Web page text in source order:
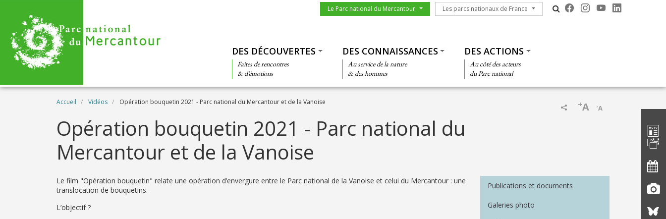
Menu du parc
Le Parc national du Mercantour Les parcs nationaux de France
Les parcs nationaux de France
DES DÉCOUVERTES
Faites de rencontres
& d’émotions
DES CONNAISSANCES
Au service de la nature
& des hommes
DES ACTIONS
Au côté des acteurs
du Parc national
Fil d'Ariane
Accueil Vidéos Opération bouquetin 2021 - Parc national du Mercantour et de la Vanoise
-A
+A
Name
Opération bouquetin 2021 - Parc national du
Mercantour et de la Vanoise
Description
Le film "Opération bouquetin" relate une opération d’envergure entre le Parc national de la Vanoise et celui du Mercantour : une
translocation de bouquetins.
L’objectif ?
Menu Médiathèque
Publications et documents
Galeries photo